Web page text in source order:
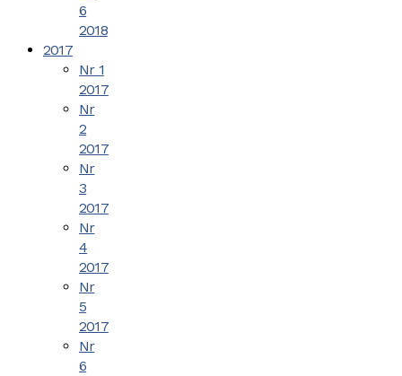
6
2018
2017
Nr 1
2017
Nr
2
2017
Nr
3
2017
Nr
4
2017
Nr
5
2017
Nr
6